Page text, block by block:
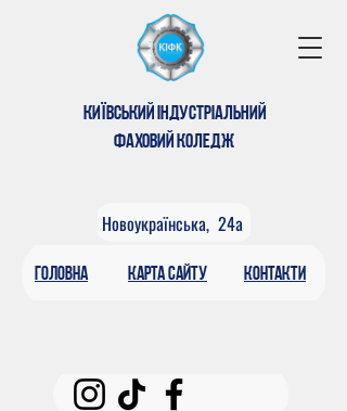
КИЇВСЬКИЙ ІНДУСТРІАЛЬНИЙ
ФАХОВИЙ КОЛЕДЖ
Новоукраїнська, 24а
КАРтА САЙТУ
головна контакти